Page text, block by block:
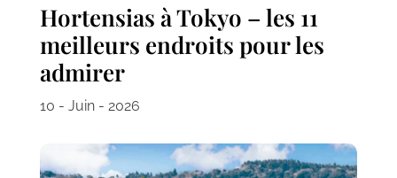
Hortensias à Tokyo – les 11
meilleurs endroits pour les
admirer
10 - Juin - 2026